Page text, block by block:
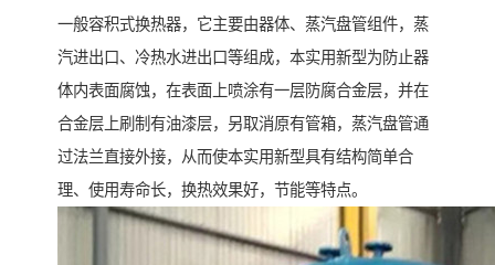
一般容积式换热器，它主要由器体、蒸汽盘管组件，蒸
汽进出口、冷热水进出口等组成，本实用新型为防止器
体内表面腐蚀，在表面上喷涂有一层防腐合金层，并在
合金层上刷制有油漆层，另取消原有管箱，蒸汽盘管通
过法兰直接外接，从而使本实用新型具有结构简单合
理、使用寿命长，换热效果好，节能等特点。